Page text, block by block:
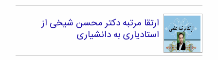
ارتقا مرتبه دکتر محسن شیخی از
استادیاری به دانشیاری